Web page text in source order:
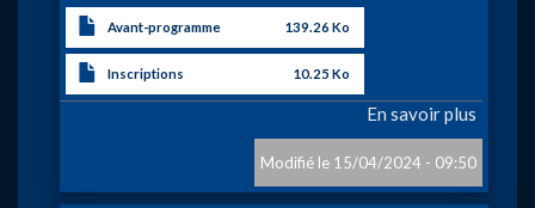
Avant-programme 139.26 Ko
Inscriptions 10.25 Ko
En savoir plus
15/04/2024 - 09:50